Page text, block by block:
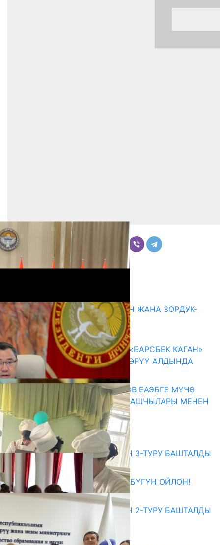
Комментарийлер
ГЕНДЕРДИК БАСМЫРЛООДОН ЖАНА ЗОРДУК-
ЗОМБУЛУКТАН КОРГОО
07.08.2026
КЫРГЫЗ ТАРЫХЫ ТАСМАДА: «БАРСБЕК КАГАН»
КӨРКӨМ ТАСМАСЫ ЖАРЫК КӨРҮҮ АЛДЫНДА
07.08.2026
ПРЕЗИДЕНТ САДЫР ЖАПАРОВ ЕАЭБГЕ МҮЧӨ
МАМЛЕКЕТТЕРДИН ӨКМӨТ БАШЧЫЛАРЫ МЕНЕН
ЖОЛУГУШТУ
07.08.2026
Абитуриент
ЖОЖДОРГО КАБЫЛ АЛУУНУН 3-ТУРУ БАШТАЛДЫ
27.07.2026
ӨЗҮҢДҮН КЕЛЕЧЕГИҢ ҮЧҮН БҮГҮН ОЙЛОН!
20.07.2026
ЖОЖДОРГО КАБЫЛ АЛУУНУН 2-ТУРУ БАШТАЛДЫ
20.07.2026
Медиа